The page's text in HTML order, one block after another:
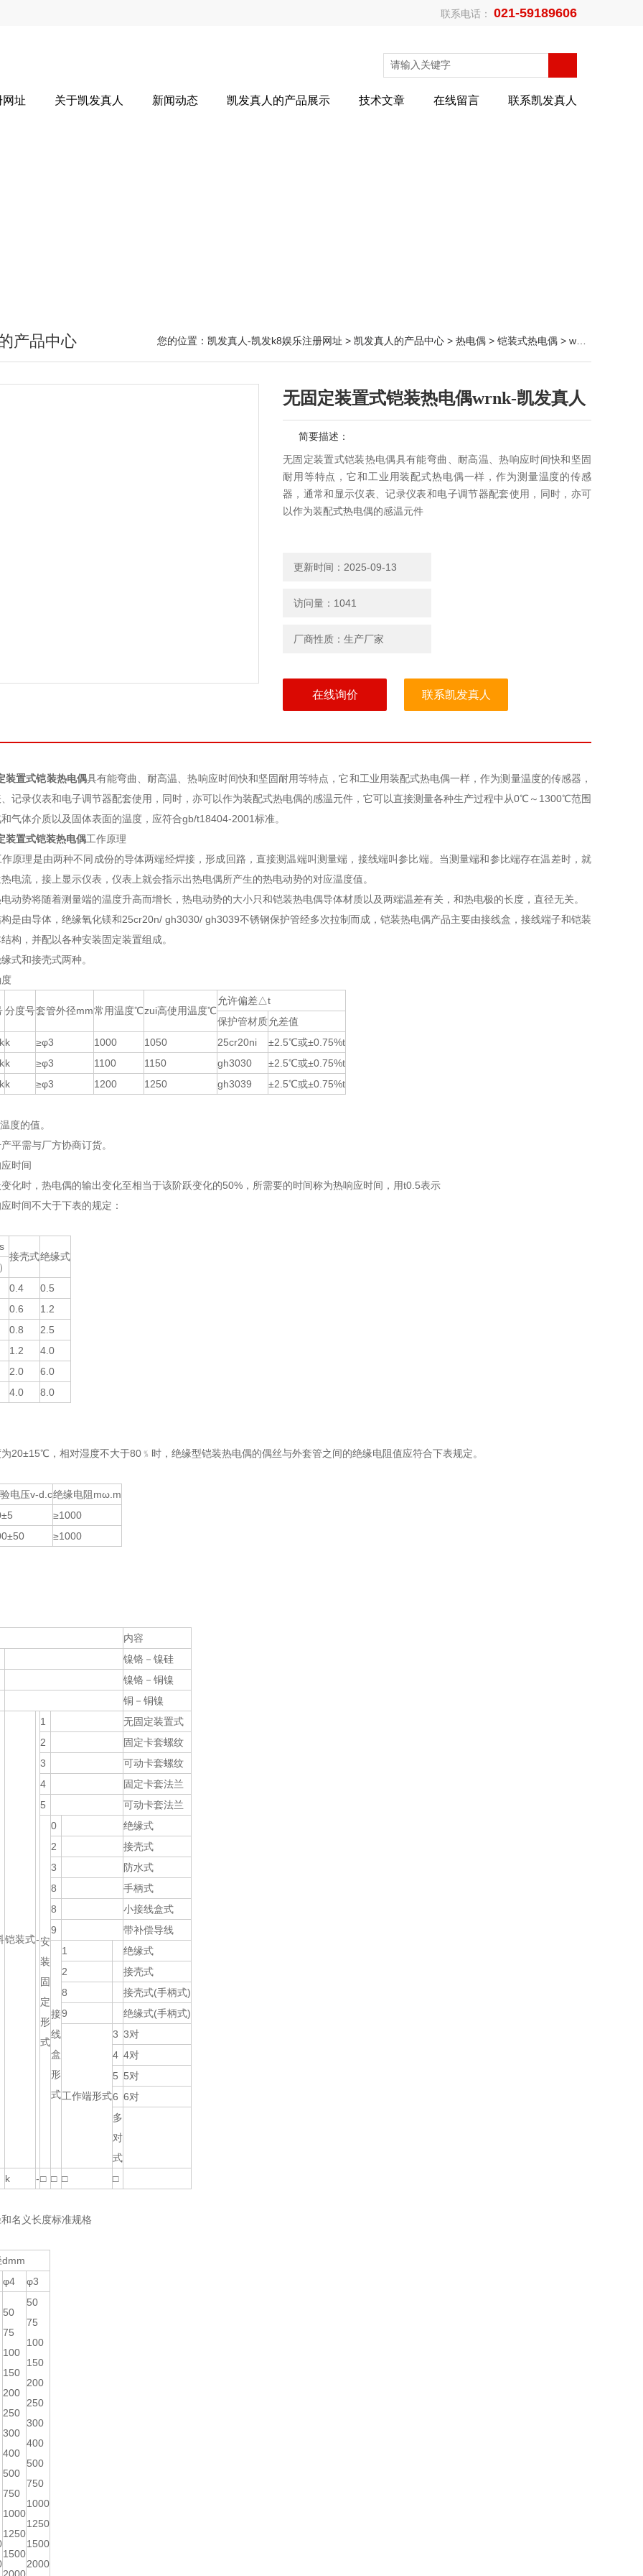
联系电话： 021-59189606
址 关于凯发真人 新闻动态 凯发真人的产品展示 技术文章 在线留言 联系凯发真人
产品中心 您的位置： 凯发真人-凯发k8娱乐注册网址 > 凯发真人的产品中心 > 热电偶 > 铠装式热电偶 > wrnk-181无固定装置式铠装热电偶
无固定装置式铠装热电偶wrnk-凯发真人
简要描述：
无固定装置式铠装热电偶具有能弯曲、耐高温、热响应时间快和坚固
耐用等特点，它和工业用装配式热电偶一样，作为测量温度的传感
器，通常和显示仪表、记录仪表和电子调节器配套使用，同时，亦可
以作为装配式热电偶的感温元件
更新时间：2025-09-13
访问量：1041
厂商性质：生产厂家
在线询价 联系凯发真人
装置式铠装热电偶具有能弯曲、耐高温、热响应时间快和坚固耐用等特点，它和工业用装配式热电偶一样，作为测量温度的传感器，
记录仪表和电子调节器配套使用，同时，亦可以作为装配式热电偶的感温元件，它可以直接测量各种生产过程中从0℃～1300℃范围
气体介质以及固体表面的温度，应符合gb/t18404-2001标准。
装置式铠装热电偶工作原理
原理是由两种不同成份的导体两端经焊接，形成回路，直接测温端叫测量端，接线端叫参比端。当测量端和参比端存在温差时，就
电流，接上显示仪表，仪表上就会指示出热电偶所产生的热电动势的对应温度值。
动势将随着测量端的温度升高而增长，热电动势的大小只和铠装热电偶导体材质以及两端温差有关，和热电极的长度，直径无关。
构是由导体，绝缘氧化镁和25cr20n/ gh3030/ gh3039不锈钢保护管经多次拉制而成，铠装热电偶产品主要由接线盒，接线端子和铠装
构，并配以各种安装固定装置组成。
式和接壳式两种。
分度号套管外径mm常用温度℃zui高使用温度℃
允许偏差△t
保护管材质允差值
k ≥φ3 1000 1050 25cr20ni
±2.5℃或±0.75%t
k ≥φ3 1100 1150 gh3030
±2.5℃或±0.75%t
k ≥φ3 1200 1250 gh3039 ±2.5℃或±0.75%t
度的值。
平需与厂方协商订货。
时间
化时，热电偶的输出变化至相当于该阶跃变化的50%，所需要的时间称为热响应时间，用t0.5表示
时间不大于下表的规定：
接壳式绝缘式
0.4
0.5
0.6
1.2
0.8
2.5
1.2
4.0
2.0
6.0
4.0 8.0
20±15℃，相对湿度不大于80﹪时，绝缘型铠装热电偶的偶丝与外套管之间的绝缘电阻值应符合下表规定。
电压v-d.c绝缘电阻mω.m
≥1000
≥1000
内容
镍铬－镍硅
镍铬－铜镍
铜－铜镍
铠装式-
1
无固定装置式
2
固定卡套螺纹
3
可动卡套螺纹
4
固定卡套法兰
5
可动卡套法兰
安
装
固
定
形
式
0
绝缘式
2
接壳式
3
防水式
8
手柄式
8
小接线盒式
9
带补偿导线
接
线
盒
形
式
1
绝缘式
2
接壳式
8
接壳式(手柄式)
9
绝缘式(手柄式)
工作端形式
3 3对
4 4对
5 5对
6 6对
多
对
式
k -□ □ □ □
名义长度标准规格
φ4 φ3
50
75
100
150
200
250
300
400
500
750
1000
1250
1500
50
75
100
150
200
250
300
400
500
750
1000
1250
1500
2000